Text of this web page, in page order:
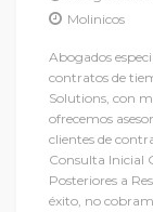
Molinicos
Abogados
contratos de
Solutions, con
ofrecemos
clientes de
Consulta Inicial
Posteriores a
éxito, no